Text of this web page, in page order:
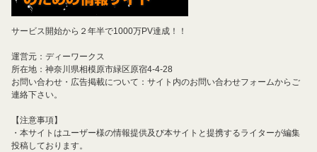
サービス開始から２年半で1000万PV達成！！
運営元：ディーワークス
所在地：神奈川県相模原市緑区原宿4-4-28
お問い合わせ・広告掲載について：サイト内のお問い合わせフォームからご
連絡下さい。
【注意事項】
・本サイトはユーザー様の情報提供及び本サイトと提携するライターが編集
投稿しております。